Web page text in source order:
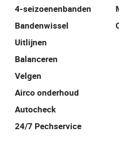
4-seizoenenbanden
Bandenwissel
Uitlijnen
Balanceren
Velgen
Airco onderhoud
Autocheck
24/7 Pechservice